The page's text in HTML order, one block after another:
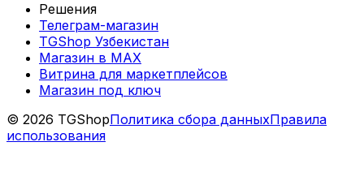
Решения
Телеграм-магазин
TGShop Узбекистан
Магазин в MAX
Витрина для маркетплейсов
Магазин под ключ
© 2026 TGShopПолитика сбора данныхПравила
использования